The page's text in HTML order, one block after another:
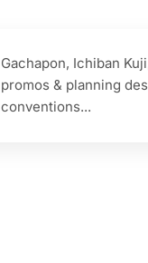
Gachapon, Ichiban
promos & planning des
conventions...